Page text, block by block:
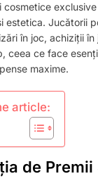
ÎN
cosmetice
estetica. Jucătorii
în joc, achiziții
ceea ce face
maxime.
article:
de Premii